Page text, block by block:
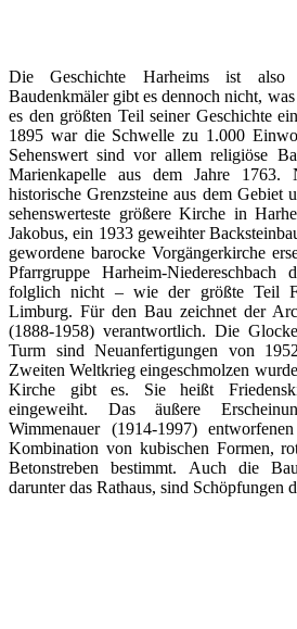
Die Geschichte Harheims ist also
Baudenkmäler gibt es dennoch nicht,
es den größten Teil seiner Geschichte
1895 war die Schwelle zu 1.000
Sehenswert sind vor allem religiöse
Marienkapelle aus dem Jahre 1763.
historische Grenzsteine aus dem Gebiet
sehenswerteste größere Kirche in
Jakobus, ein 1933 geweihter
gewordene barocke Vorgängerkirche
Pfarrgruppe Harheim-
folglich nicht – wie der größte Teil
Limburg. Für den Bau zeichnet der
(1888-1958) verantwortlich. Die
Turm sind Neuanfertigungen von
Zweiten Weltkrieg eingeschmolzen
Kirche gibt es. Sie heißt
eingeweiht. Das äußere
Wimmenauer (1914-1997)
Kombination von kubischen Formen,
Betonstreben bestimmt. Auch die
darunter das Rathaus, sind Schöpfungen